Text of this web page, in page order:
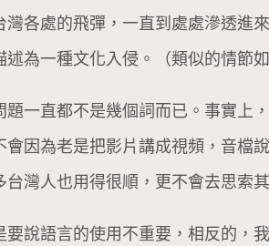
灣各處的飛彈，一直到處處滲透進
述為一種文化入侵。（類似的情節
題一直都不是幾個詞而已。事實上
會因為老是把影片講成視頻，音檔
台灣人也用得很順，更不會去思索
要說語言的使用不重要，相反的，